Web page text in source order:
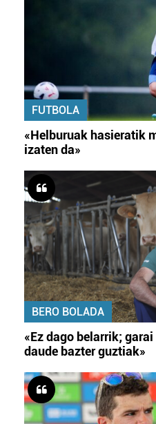
FUTBOLA
«Helburuak hasieratik
izaten da»
BERO BOLADA
«Ez dago belarrik;
daude bazter guztiak»